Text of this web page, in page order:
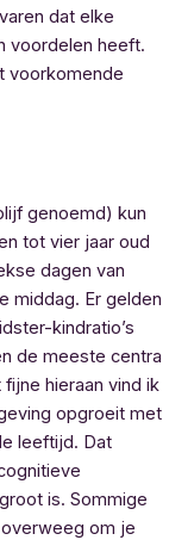
dat elke
voordelen heeft.
voorkomende
genoemd) kun
tot vier jaar oud
dagen van
middag. Er gelden
kindratio’s
de meeste centra
hieraan vind ik
opgroeit met
leeftijd. Dat
is. Sommige
om je